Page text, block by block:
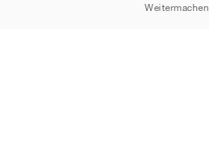
Weitermachen